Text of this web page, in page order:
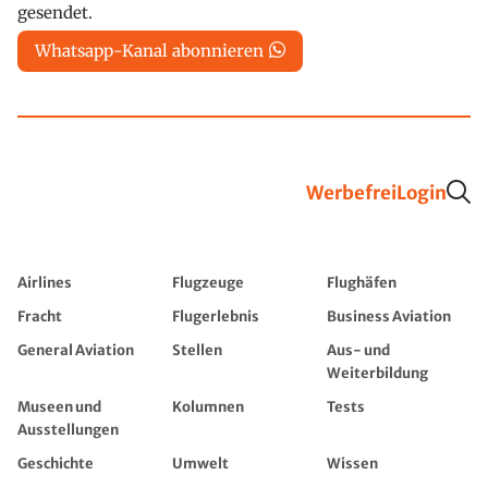
gesendet.
Whatsapp-Kanal abonnieren
WerbefreiLogin
Airlines Flugzeuge
Flughäfen
Fracht
Flugerlebnis
Business Aviation
General Aviation
Stellen
Aus- und
Weiterbildung
Museen und
Ausstellungen
Kolumnen Tests
Geschichte Umwelt
Wissen